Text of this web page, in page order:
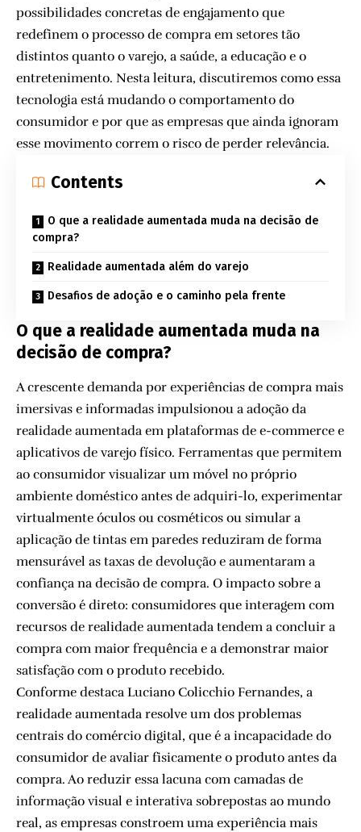
possibilidades concretas de engajamento que
redefinem o processo de compra em setores tão
distintos quanto o varejo, a saúde, a educação e o
entretenimento. Nesta leitura, discutiremos como essa
tecnologia está mudando o comportamento do
consumidor e por que as empresas que ainda ignoram
esse movimento correm o risco de perder relevância.
Contents
O que a realidade aumentada muda na decisão de
compra?
Realidade aumentada além do varejo
Desafios de adoção e o caminho pela frente
O que a realidade aumentada muda na
decisão de compra?
A crescente demanda por experiências de compra mais
imersivas e informadas impulsionou a adoção da
realidade aumentada em plataformas de e-commerce e
aplicativos de varejo físico. Ferramentas que permitem
ao consumidor visualizar um móvel no próprio
ambiente doméstico antes de adquiri-lo, experimentar
virtualmente óculos ou cosméticos ou simular a
aplicação de tintas em paredes reduziram de forma
mensurável as taxas de devolução e aumentaram a
confiança na decisão de compra. O impacto sobre a
conversão é direto: consumidores que interagem com
recursos de realidade aumentada tendem a concluir a
compra com maior frequência e a demonstrar maior
satisfação com o produto recebido.
Conforme destaca Luciano Colicchio Fernandes, a
realidade aumentada resolve um dos problemas
centrais do comércio digital, que é a incapacidade do
consumidor de avaliar fisicamente o produto antes da
compra. Ao reduzir essa lacuna com camadas de
informação visual e interativa sobrepostas ao mundo
real, as empresas constroem uma experiência mais